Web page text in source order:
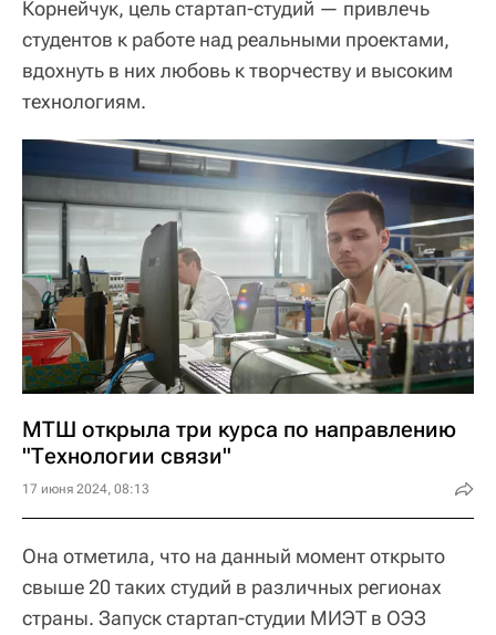
Корнейчук, цель стартап-студий — привлечь
студентов к работе над реальными проектами,
вдохнуть в них любовь к творчеству и высоким
технологиям.
МТШ открыла три курса по направлению
"Технологии связи"
17 июня 2024, 08:13
Она отметила, что на данный момент открыто
свыше 20 таких студий в различных регионах
страны. Запуск стартап-студии МИЭТ в ОЭЗ